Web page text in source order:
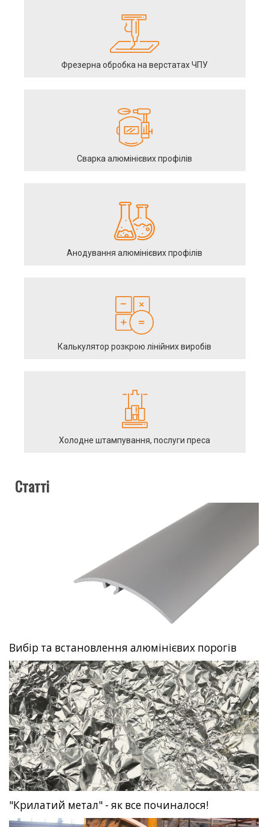
Фрезерна обробка на верстатах ЧПУ
Сварка алюмінієвих профілів
Анодування алюмінієвих профілів
Калькулятор розкрою лінійних виробів
Холодне штампування, послуги преса
Статті
Вибір та встановлення алюмінієвих порогів
"Крилатий метал" - як все починалося!